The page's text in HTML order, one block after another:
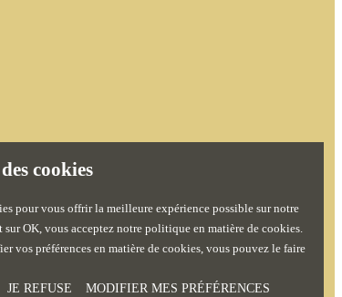
cookies
pour vous offrir la meilleure expérience possible sur notre
OK, vous acceptez notre politique en matière de cookies.
vos préférences en matière de cookies, vous pouvez le faire
JE REFUSE MODIFIER MES PRÉFÉRENCES